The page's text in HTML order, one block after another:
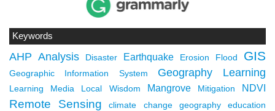
Keywords
AHP Analysis Disaster Earthquake Erosion Flood GIS
Geographic Information System Geography Learning
Learning Media Local Wisdom Mangrove Mitigation NDVI
Remote Sensing climate change geography education